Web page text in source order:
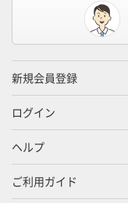
新規会員登録
ログイン
ヘルプ
ご利用ガイド